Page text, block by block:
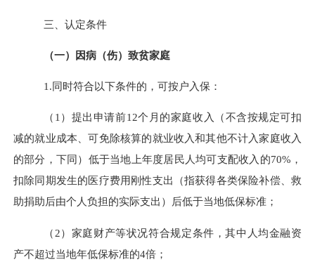
三、认定条件
（一）因病（伤）致贫家庭
1.同时符合以下条件的，可按户入保：
（ 1 ）提出申请前12个月的家庭收入（不含按规定可扣
减的就业成本、可免除核算的就业收入和其他不计入家庭收入
的部分，下同）低于当地上年度居民人均可支配收入的70% ，
扣除同期发生的医疗费用刚性支出（指获得各类保险补偿、救
助捐助后由个人负担的实际支出）后低于当地低保标准；
（ 2）家庭财产等状况符合规定条件，其中人均金融资
产不超过当地年低保标准的4倍；